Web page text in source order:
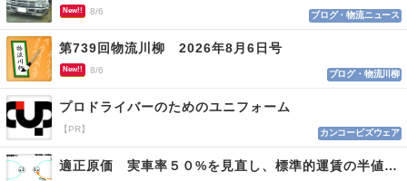
New!! 8/6 ブログ・物流ニュース
第739回物流川柳 2026年8月6日号
New!! 8/6 ブログ・物流川柳
プロドライバーのためのユニフォーム
【PR】 カンコービズウェア
適正原価 実車率５０%を見直し、標準的運賃の半値の恐れも